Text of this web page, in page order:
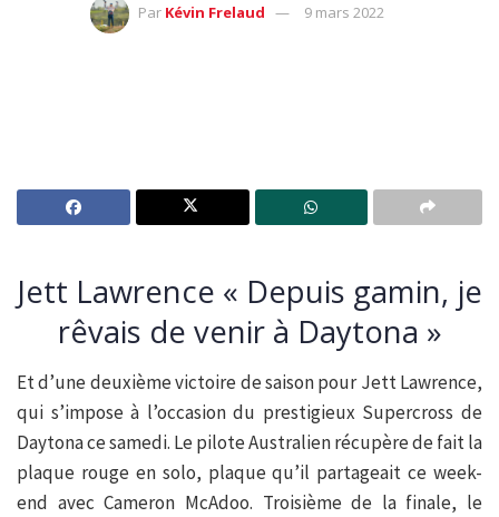
Par Kévin Frelaud 9 mars 2022
Jett Lawrence « Depuis gamin, je
rêvais de venir à Daytona »
Et d’une deuxième victoire de saison pour Jett Lawrence,
qui s’impose à l’occasion du prestigieux Supercross de
Daytona ce samedi. Le pilote Australien récupère de fait la
plaque rouge en solo, plaque qu’il partageait ce week-
end avec Cameron McAdoo. Troisième de la finale, le